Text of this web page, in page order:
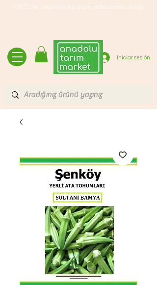
500 TL ve üzeri tüm siparişlerinde ücretsiz kargo
Iniciar sesión